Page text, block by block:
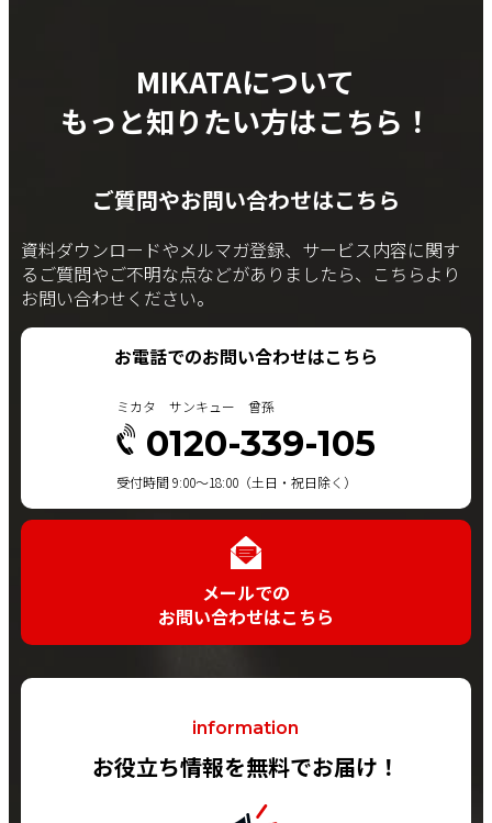
MIKATAについて
もっと知りたい方はこちら！
ご質問やお問い合わせはこちら
資料ダウンロードやメルマガ登録、サービス内容に関す
るご質問やご不明な点などがありましたら、こちらより
お問い合わせください。
お電話でのお問い合わせはこちら
ミカタ サンキュー 曾孫
0120-339-105
受付時間 9:00～18:00（土日・祝日除く）
メールでの
お問い合わせはこちら
information
お役立ち情報を無料でお届け！